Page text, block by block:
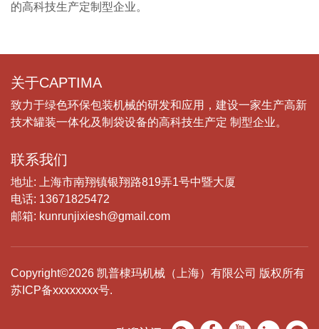
的高科技生产定制型企业。
关于CAPTIMA
致力于绿色环保包装机械的研发和应用，建设一家生产高新
技术罐装一体化及制袋设备的高科技生产定 制型企业。
联系我们
地址: 上海市南翔镇银翔路819弄1号中暨大厦
电话: 13671825472
邮箱: kunrunjixiesh@gmail.com
Copyright©2026 凯普棣玛机械（上海）有限公司 版权所有
苏ICP备xxxxxxxx号.